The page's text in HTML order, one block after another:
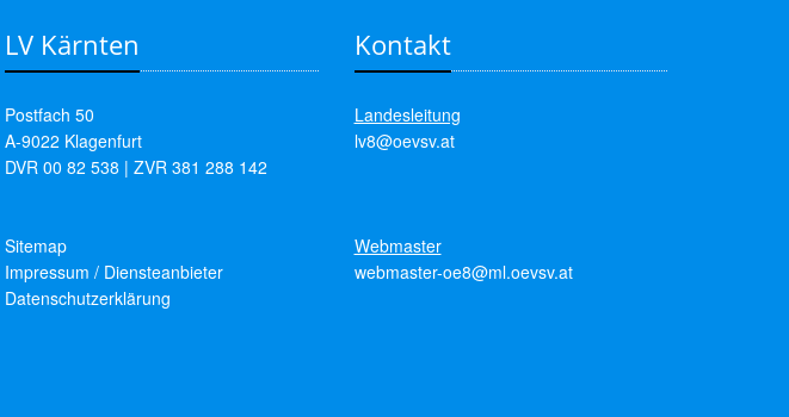
LV Kärnten
Postfach 50
A-9022 Klagenfurt
DVR 00 82 538 | ZVR 381 288 142
Sitemap
Impressum / Diensteanbieter
Datenschutzerklärung
Kontakt
Landesleitung
lv8@oevsv.at
Webmaster
webmaster-oe8@ml.oevsv.at